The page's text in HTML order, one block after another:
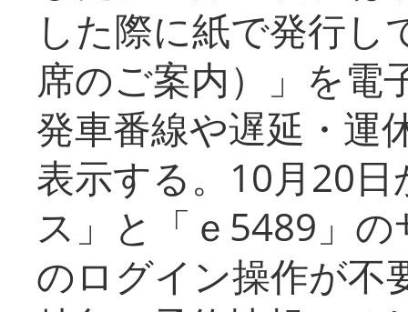
した際に紙で発行し
席のご案内）」を電
発車番線や遅延・運
表示する。10月20
ス」と「ｅ5489」
のログイン操作が不